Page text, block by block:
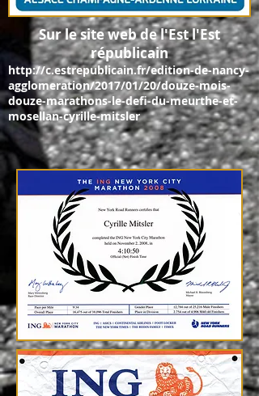
Sur le site web de l'Est l'Est
républicain
http://c.estrepublicain.fr/edition-de-nancy-
agglomeration/2017/01/20/douze-mois-
douze-marathons-le-defi-du-meurthe-et-
mosellan-cyrille-mitsler